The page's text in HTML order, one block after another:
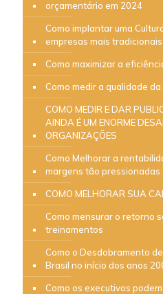
orçamentário em 2024
Como implantar uma
empresas mais tradicionais
Como maximizar a
Como medir a qualidade
COMO MEDIR E DAR
AINDA É UM ENORME
ORGANIZAÇÕES
Como Melhorar a
margens tão pressionadas
COMO MELHORAR SUA
Como mensurar o retorno
treinamentos
Como o Desdobramento
Brasil no início dos anos
Como os executivos